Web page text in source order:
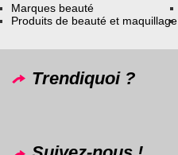
Marques beauté
Produits de beauté et maquillage
Trendiquoi ?